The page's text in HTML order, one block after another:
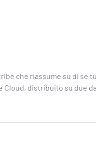
che riassume su di se
Cloud, distribuito su due